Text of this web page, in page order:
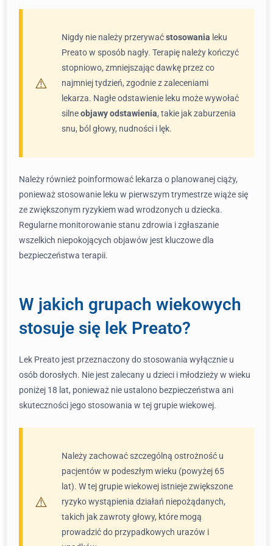
Nigdy nie należy przerywaćstosowania leku
Preato w sposób nagły. Terapię należy kończyć
stopniowo, zmniejszając dawkę przez co
najmniej tydzień, zgodnie z zaleceniami
lekarza. Nagłe odstawienie leku może wywołać
silneobjawy odstawienia, takie jak zaburzenia
snu, ból głowy, nudności i lęk.
Należy również poinformować lekarza o planowanej ciąży,
ponieważ stosowanie leku w pierwszym trymestrze wiąże się
ze zwiększonym ryzykiem wad wrodzonych u dziecka.
Regularne monitorowanie stanu zdrowia i zgłaszanie
wszelkich niepokojących objawów jest kluczowe dla
bezpieczeństwa terapii.
W jakich grupach wiekowych
stosuje się lek Preato?
Lek Preato jest przeznaczony do stosowania wyłącznie u
osób dorosłych. Nie jest zalecany u dzieci i młodzieży w wieku
poniżej 18 lat, ponieważ nie ustalono bezpieczeństwa ani
skuteczności jego stosowania w tej grupie wiekowej.
Należy zachować szczególną ostrożność u
pacjentów w podeszłym wieku (powyżej 65
lat). W tej grupie wiekowej istnieje zwiększone
ryzyko wystąpienia działań niepożądanych,
takich jak zawroty głowy, które mogą
prowadzić do przypadkowych urazów i